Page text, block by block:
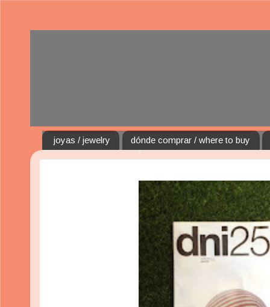
joyas / jewelry dónde comprar / where to buy